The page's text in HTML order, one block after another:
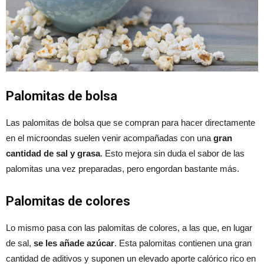
Palomitas de bolsa
Las palomitas de bolsa que se compran para hacer directamente
en el microondas suelen venir acompañadas con una gran
cantidad de sal y grasa. Esto mejora sin duda el sabor de las
palomitas una vez preparadas, pero engordan bastante más.
Palomitas de colores
Lo mismo pasa con las palomitas de colores, a las que, en lugar
de sal, se les añade azúcar. Esta palomitas contienen una gran
cantidad de aditivos y suponen un elevado aporte calórico rico en